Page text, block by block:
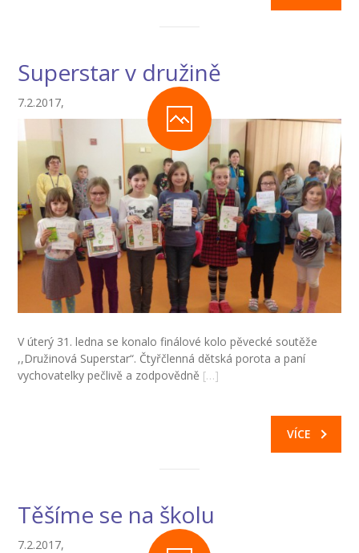
Superstar v družině
7.2.2017,
V úterý 31. ledna se konalo finálové kolo pěvecké soutěže
,,Družinová Superstar“. Čtyřčlenná dětská porota a paní
vychovatelky pečlivě a zodpovědně […]
VÍCE
Těšíme se na školu
7.2.2017,